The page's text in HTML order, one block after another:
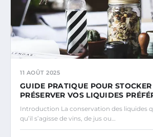
11 AOÛT 2025
GUIDE PRATIQUE POUR STOCKER
PRÉSERVER VOS LIQUIDES
Introduction La conservation des liquides
qu’il s’agisse de vins, de jus ou…